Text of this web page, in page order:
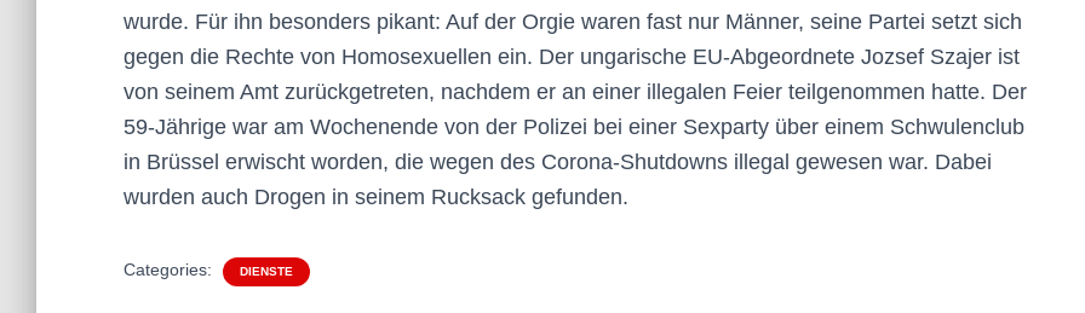
wurde. Für ihn besonders pikant: Auf der Orgie waren fast nur Männer, seine Partei setzt sich
gegen die Rechte von Homosexuellen ein. Der ungarische EU-Abgeordnete Jozsef Szajer ist
von seinem Amt zurückgetreten, nachdem er an einer illegalen Feier teilgenommen hatte. Der
59-Jährige war am Wochenende von der Polizei bei einer Sexparty über einem Schwulenclub
in Brüssel erwischt worden, die wegen des Corona-Shutdowns illegal gewesen war. Dabei
wurden auch Drogen in seinem Rucksack gefunden.
Categories: DIENSTE